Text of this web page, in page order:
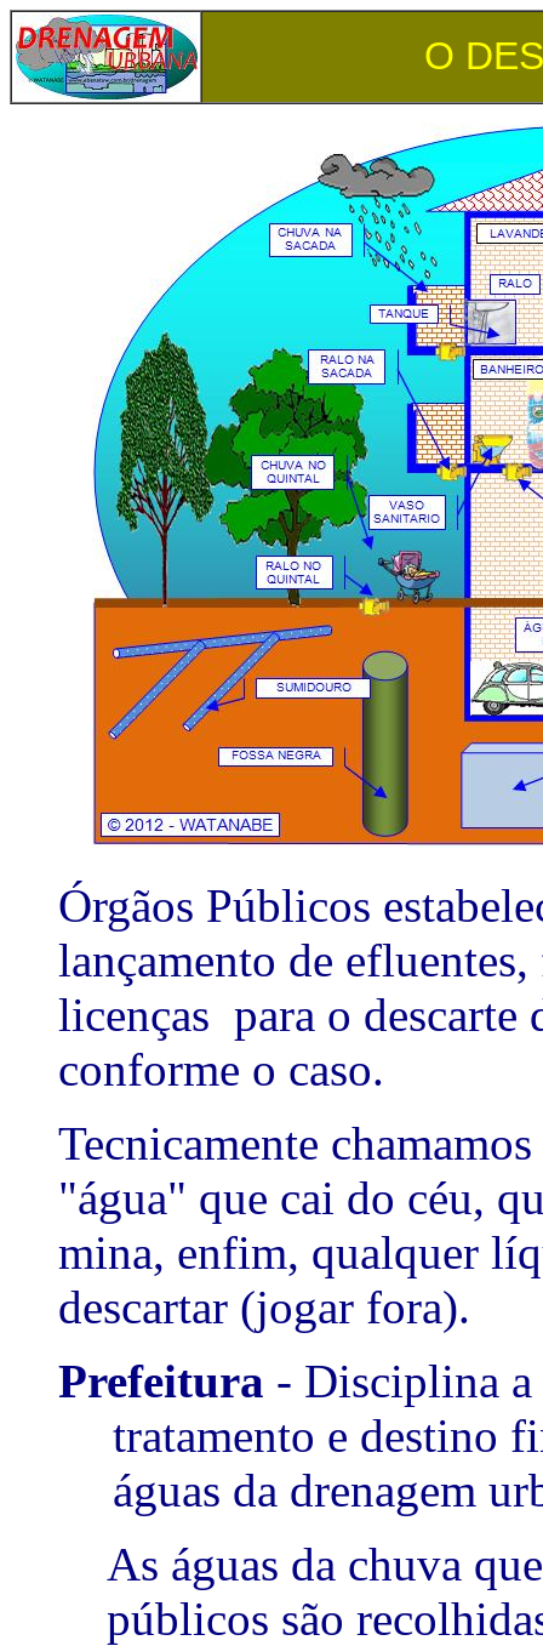
O
Órgãos Públicos
lançamento de
licenças para o descarte
conforme o caso.
Tecnicamente
"água" que cai do céu,
mina, enfim, qualquer
descartar (jogar fora).
Prefeitura - Disciplina a
tratamento e destino
águas da drenagem
As águas da chuva
públicos são